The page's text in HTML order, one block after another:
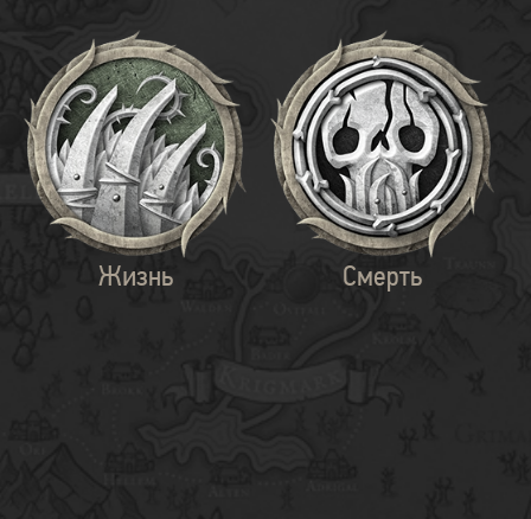
Жизнь Смерть